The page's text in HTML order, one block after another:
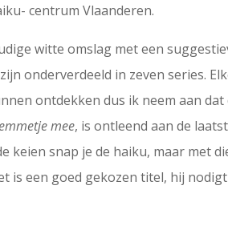
centrum Vlaanderen.
witte omslag met een
onderverdeeld in zeven series.
ontdekken dus ik neem aan
mee, is ontleend aan de
keien snap je de haiku, maar met
is een goed gekozen titel, hij